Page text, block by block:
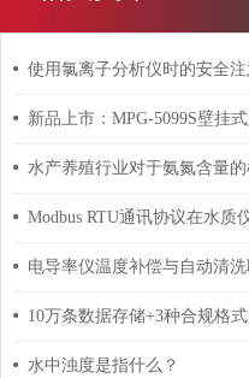
水中浊度是指什么？